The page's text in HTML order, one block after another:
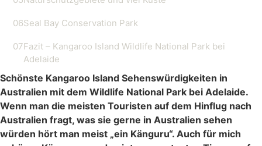
06Seal Bay Conservation Park
07Fazit – Kangaroo Island Wildlife National Park bei
Adelaide
Schönste Kangaroo Island Sehenswürdigkeiten in
Australien mit dem Wildlife National Park bei Adelaide.
Wenn man die meisten Touristen auf dem Hinflug nach
Australien fragt, was sie gerne in Australien sehen
würden hört man meist „ein Känguru“. Auch für mich